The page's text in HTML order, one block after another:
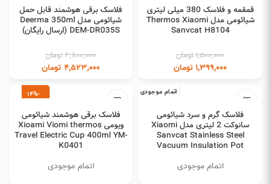
افزودن به سبد خریدقمقمه و فلاسک 380 میلی لیتری
شیائومی مدل Thermos Xiaomi
Sanvcat H8104
1,500,000تومان
1,399,000تومان
افزودن به سبد خرید
فلاسک برقی هوشمند قابل حمل
شیائومی مدل Deerma 350ml
DEM-DR035S (ارسال رایگان)
4,800,000تومان
4,523,000 تومان
اتمام موجودی
انتخاب گزینه ها
فلاسک گرم و سرد شیائومی
سانوکت 2 لیتری مدل Xiaomi
Sanvcat Stainless Steel
Vacuum Insulation Pot
اتمام موجودی
-14%
اتمام موجودیاطلاعات بیشتر
فلاسک برقی هوشمند شیائومی
ویومی Xioami Viomi thermos
Travel Electric Cup 400ml YM-
K0401
اتمام موجودی